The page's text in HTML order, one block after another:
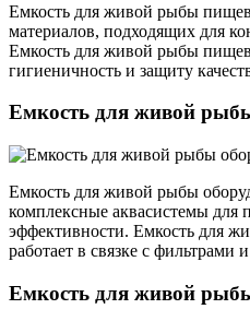
Емкость для живой рыбы
материалов, подходящих для
Емкость для живой рыбы
гигиеничность и защиту
Емкость для живой
Емкость для живой рыбы
комплексные аквасистемы
эффективности. Емкость для
работает в связке с фильтрами
Емкость для живой